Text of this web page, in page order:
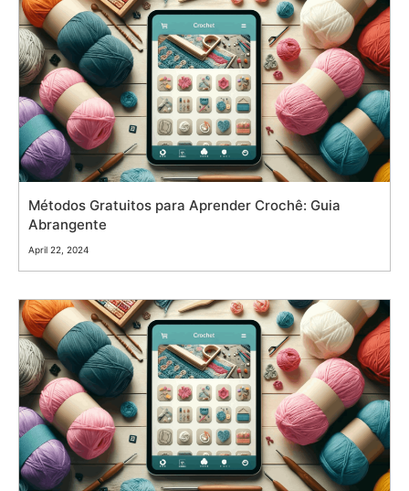
Métodos Gratuitos para Aprender Crochê: Guia
Abrangente
April 22, 2024